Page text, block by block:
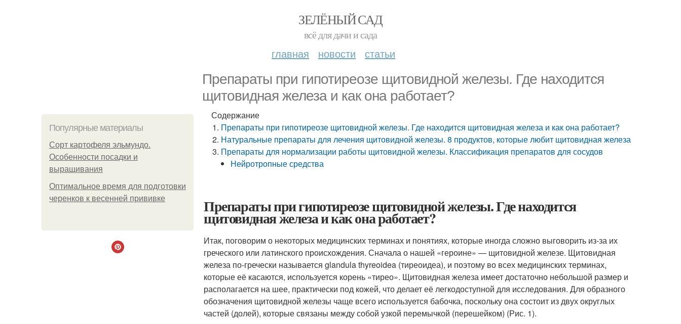
ЗЕЛЁНЫЙ САД
всё для дачи и сада
главная новости статьи
Препараты при гипотиреозе щитовидной железы. Где находится
щитовидная железа и как она работает?
Популярные материалы
Сорт картофеля эльмундо.
Особенности посадки и
выращивания
Оптимальное время для подготовки
черенков к весенней прививке
Содержание
Препараты при гипотиреозе щитовидной железы. Где находится щитовидная железа и как она работает?
Натуральные препараты для лечения щитовидной железы. 8 продуктов, которые любит щитовидная железа
Препараты для нормализации работы щитовидной железы. Классификация препаратов для сосудов
Нейротропные средства
Препараты при гипотиреозе щитовидной железы. Где находится
щитовидная железа и как она работает?
Итак, поговорим о некоторых медицинских терминах и понятиях, которые иногда сложно выговорить из-за их
греческого или латинского происхождения. Сначала о нашей «героине» — щитовидной железе. Щитовидная
железа по-гречески называет­ся glandula thyreoidea (тиреоидеа), и поэтому во всех медицинских терминах,
которые её касаются, используется корень «тирео». Щитовидная железа имеет достаточно не­большой размер и
располагается на шее, практически под кожей, что делает её легко­доступной для исследования. Для образного
обозначения щитовидной железы чаще всего используется бабочка, поскольку она состоит из двух округлых
частей (долей), которые связаны между собой узкой перемычкой (перешейком) (Рис. 1).